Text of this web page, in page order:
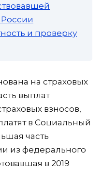
и проверку
на страховых
выплат
взносов,
в Социальный
часть
из федерального
в 2019